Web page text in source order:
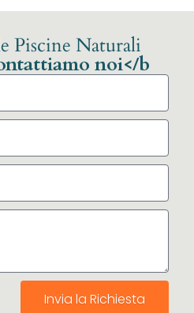
Piscine Naturali
noi</b
Invia la Richiesta